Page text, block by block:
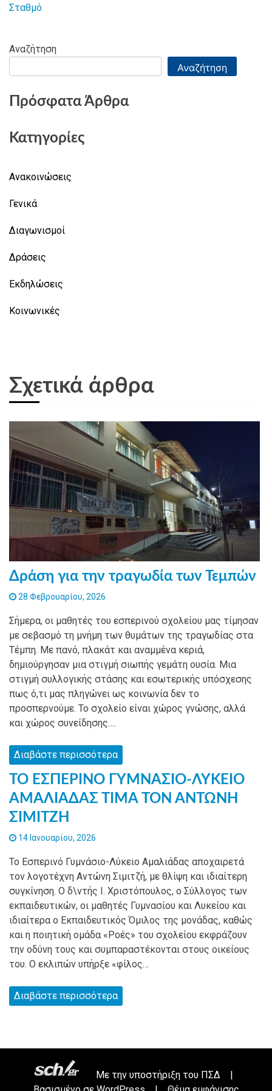
άρθρων
Σταθμό
Αναζήτηση
Αναζήτηση
Πρόσφατα Άρθρα
Κατηγορίες
Ανακοινώσεις
Γενικά
Διαγωνισμοί
Δράσεις
Εκδηλώσεις
Κοινωνικές
Σχετικά άρθρα
Δράση για την τραγωδία των Τεμπών
28 Φεβρουαρίου, 2026
Σήμερα, οι μαθητές του εσπερινού σχολείου μας τίμησαν
με σεβασμό τη μνήμη των θυμάτων της τραγωδίας στα
Τέμπη. Με πανό, πλακάτ και αναμμένα κεριά,
δημιούργησαν μια στιγμή σιωπής γεμάτη ουσία. Μια
στιγμή συλλογικής στάσης και εσωτερικής υπόσχεσης
πως ό,τι μας πληγώνει ως κοινωνία δεν το
προσπερνούμε. Το σχολείο είναι χώρος γνώσης, αλλά
και χώρος συνείδησης….
Διαβάστε περισσότερα
ΤΟ ΕΣΠΕΡΙΝΟ ΓΥΜΝΑΣΙΟ-ΛΥΚΕΙΟ
ΑΜΑΛΙΑΔΑΣ ΤΙΜΑ ΤΟΝ ΑΝΤΩΝΗ
ΣΙΜΙΤΖΗ
14 Ιανουαρίου, 2026
Το Εσπερινό Γυμνάσιο-Λύκειο Αμαλιάδας αποχαιρετά
τον λογοτέχνη Αντώνη Σιμιτζή, με θλίψη και ιδιαίτερη
συγκίνηση. Ο δ\ντής Ι. Χριστόπουλος, ο Σύλλογος των
εκπαιδευτικών, οι μαθητές Γυμνασίου και Λυκείου και
ιδιαίτερα ο Εκπαιδευτικός Όμιλος της μονάδας, καθώς
και η ποιητική ομάδα «Ροές» του σχολείου εκφράζουν
την οδύνη τους και συμπαραστέκονται στους οικείους
του. Ο εκλιπών υπήρξε «φίλος…
Διαβάστε περισσότερα
Με την υποστήριξη του ΠΣΔ
|